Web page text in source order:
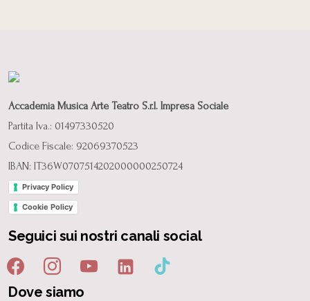
Accademia Musica Arte Teatro S.r.l. Impresa Sociale
Partita Iva.: 01497330520
Codice Fiscale: 92069370523
IBAN: IT36W0707514202000000250724
Privacy Policy
Cookie Policy
Seguici sui nostri canali social
Dove siamo